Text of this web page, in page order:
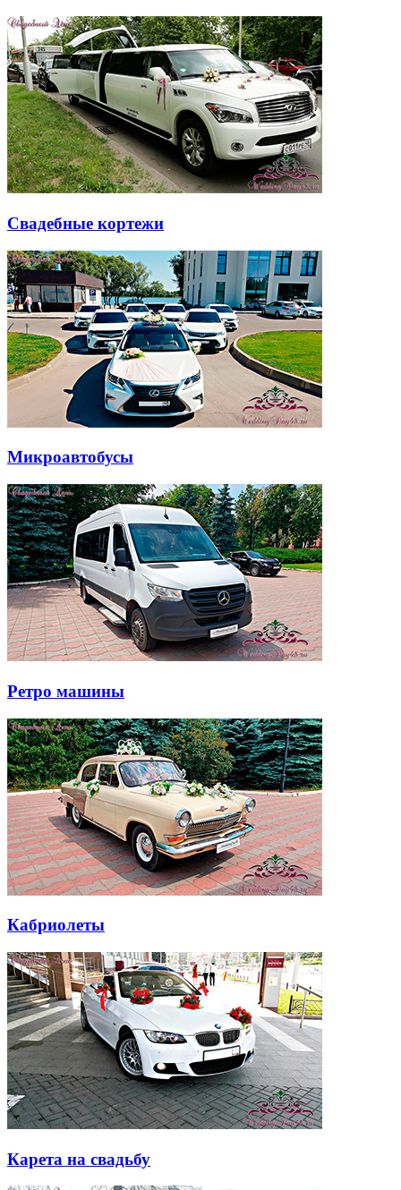
Свадебные кортежи
Микроавтобусы
Ретро машины
Кабриолеты
Карета на свадьбу